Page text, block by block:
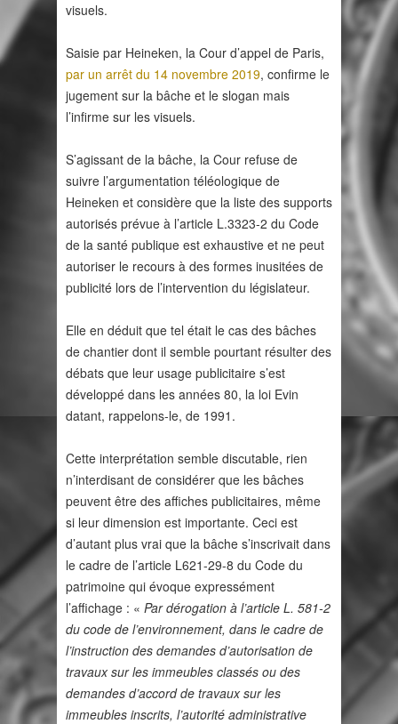
visuels.
Saisie par Heineken, la Cour d’appel de Paris,
par un arrêt du 14 novembre 2019, confirme le
jugement sur la bâche et le slogan mais
l’infirme sur les visuels.
S’agissant de la bâche, la Cour refuse de
suivre l’argumentation téléologique de
Heineken et considère que la liste des supports
autorisés prévue à l’article L.3323-2 du Code
de la santé publique est exhaustive et ne peut
autoriser le recours à des formes inusitées de
publicité lors de l’intervention du législateur.
Elle en déduit que tel était le cas des bâches
de chantier dont il semble pourtant résulter des
débats que leur usage publicitaire s’est
développé dans les années 80, la loi Evin
datant, rappelons-le, de 1991.
Cette interprétation semble discutable, rien
n’interdisant de considérer que les bâches
peuvent être des affiches publicitaires, même
si leur dimension est importante. Ceci est
d’autant plus vrai que la bâche s’inscrivait dans
le cadre de l’article L621-29-8 du Code du
patrimoine qui évoque expressément
l’affichage : « Par dérogation à l’article L. 581-2
du code de l’environnement, dans le cadre de
l’instruction des demandes d’autorisation de
travaux sur les immeubles classés ou des
demandes d’accord de travaux sur les
immeubles inscrits, l’autorité administrative